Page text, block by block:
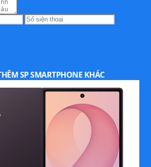
Khoảng 147 × 70 × 7.6 mm
Galaxy AI, Nightography nâng cấp,
màn hình LTPO tiết kiệm pin
Chụp đêm cao cấp, quay video 8K,
AI dịch trực tiếp, chỉnh ảnh thông
trên được tham khảo từ Website chính
hãng
SP SMARTPHONE KHÁC